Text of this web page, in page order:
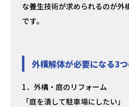
な養生技術が求められるのが外
です。
外構解体が必要になる3
1．外構・庭のリフォーム
「庭を潰して駐車場にしたい